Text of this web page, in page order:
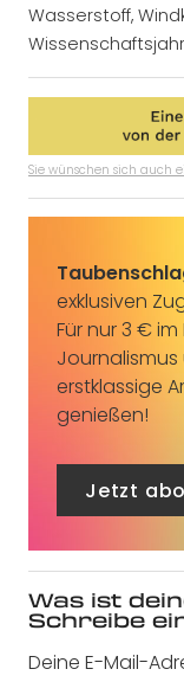
Wasserstoff,
Sie wünschen sich auch
exklusiven
Für nur 3 €
erstklassige
genießen!
Jetzt
Was ist
Schreibe
Deine E-Mail-